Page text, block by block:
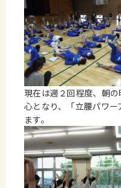
現在は週２回程度、朝
心となり、「立腰パワ
ます。